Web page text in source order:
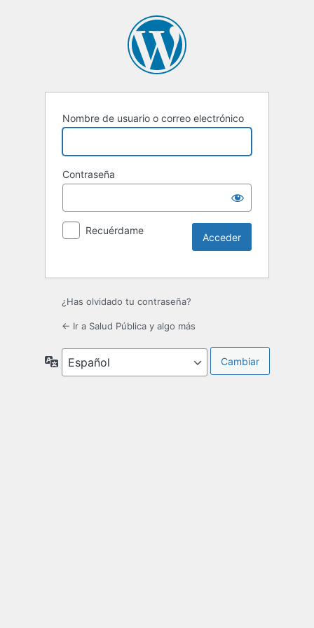
Nombre de usuario o correo electrónico
Contraseña
Recuérdame
¿Has olvidado tu contraseña?
← Ir a Salud Pública y algo más
Idioma